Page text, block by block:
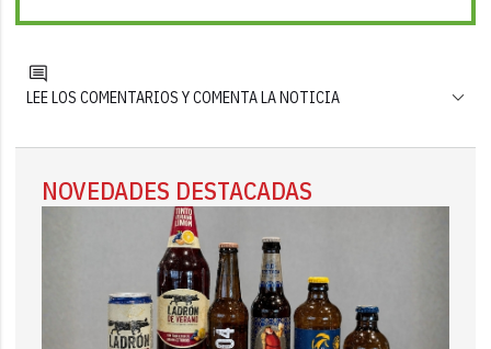
LEE LOS COMENTARIOS Y COMENTA LA NOTICIA
NOVEDADES DESTACADAS